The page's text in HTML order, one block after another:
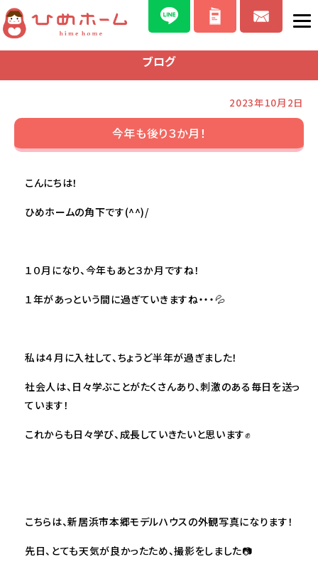
ブログ
2023年10月2日
今年も後り３か月！
こんにちは！
ひめホームの角下です(^^)/
１０月になり、今年もあと３か月ですね！
１年があっという間に過ぎていきますね・・・💦
私は４月に入社して、ちょうど半年が過ぎました！
社会人は、日々学ぶことがたくさんあり、刺激のある毎日を送っ
ています！
これからも日々学び、成長していきたいと思います✊
こちらは、新居浜市本郷モデルハウスの外観写真になります！
先日、とても天気が良かったため、撮影をしました📷